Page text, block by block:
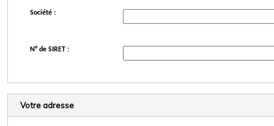
Société :
N° de SIRET :
Votre adresse